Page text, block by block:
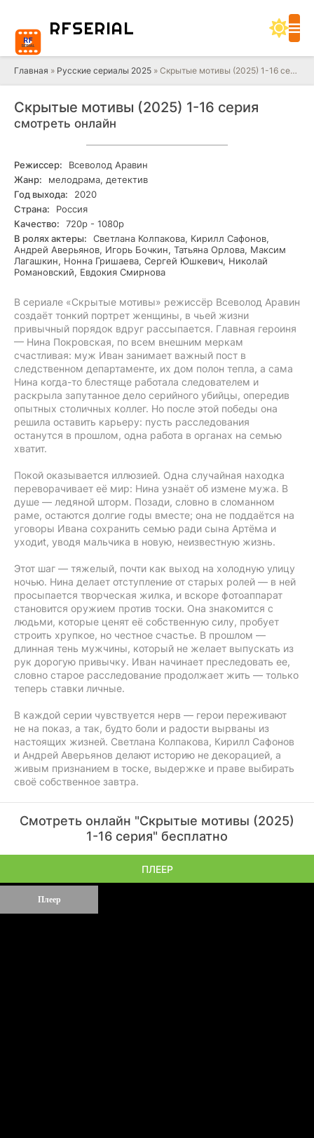
RFSERIAL
Главная » Русские сериалы 2025 » Скрытые мотивы (2025) 1-16 серия
Скрытые мотивы (2025) 1-16 серия
смотреть онлайн
Режиссер:
Всеволод Аравин
Жанр:
мелодрама, детектив
Год выхода:
2020
Страна:
Россия
Качество:
720р - 1080р
В ролях актеры:
Светлана Колпакова, Кирилл Сафонов,
Андрей Аверьянов, Игорь Бочкин, Татьяна Орлова, Максим
Лагашкин, Нонна Гришаева, Сергей Юшкевич, Николай
Романовский, Евдокия Смирнова
В сериале «Скрытые мотивы» режиссёр Всеволод Аравин
создаёт тонкий портрет женщины, в чьей жизни
привычный порядок вдруг рассыпается. Главная героиня
— Нина Покровская, по всем внешним меркам
счастливая: муж Иван занимает важный пост в
следственном департаменте, их дом полон тепла, а сама
Нина когда-то блестяще работала следователем и
раскрылa запутанное дело серийного убийцы, опередив
опытных столичных коллег. Но после этой победы она
решила оставить карьеру: пусть расследования
останутся в прошлом, одна работа в органах на семью
хватит.
Покой оказывается иллюзией. Одна случайная находка
переворачивает её мир: Нина узнаёт об измене мужа. В
душе — ледяной шторм. Позади, словно в сломанном
раме, остаются долгие годы вместе; она не поддаётся на
уговоры Ивана сохранить семью ради сына Артёма и
уходиt, уводя мальчика в новую, неизвестную жизнь.
Этот шаг — тяжелый, почти как выход на холодную улицу
ночью. Нина делает отступление от старых ролей — в ней
просыпается творческая жилка, и вскоре фотоаппарат
становится оружием против тоски. Она знакомится с
людьми, которые ценят её собственную силу, пробует
строить хрупкое, но честное счастье. В прошлом —
длинная тень мужчины, который не желает выпускать из
рук дорогую привычку. Иван начинает преследовать ее,
словно старое расследование продолжает жить — только
теперь ставки личные.
В каждой серии чувствуется нерв — герои переживают
не на показ, а так, будто боли и радости вырваны из
настоящих жизней. Светлана Колпакова, Кирилл Сафонов
и Андрей Аверьянов делают историю не декорацией, а
живым признанием в тоске, выдержке и праве выбирать
своё собственное завтра.
Смотреть онлайн "Скрытые мотивы (2025)
1-16 серия" бесплатно
ПЛЕЕР
Плеер